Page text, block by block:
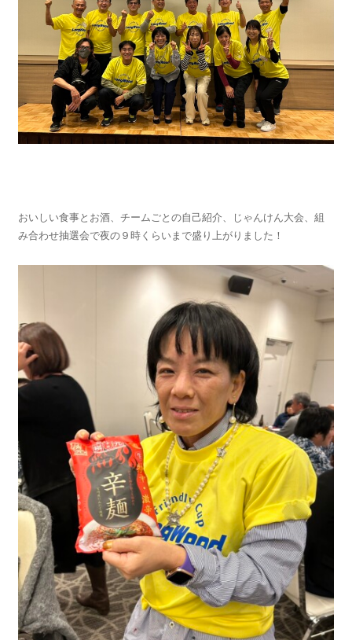
おいしい食事とお酒、チームごとの自己紹介、じゃんけん大会、組
み合わせ抽選会で夜の９時くらいまで盛り上がりました！